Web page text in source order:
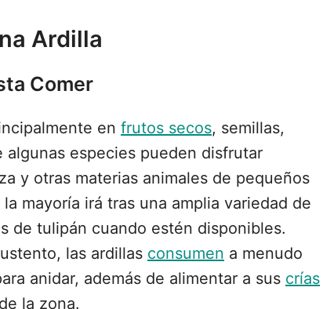
Ardilla
Comer
en frutos secos, semillas,
especies pueden disfrutar
y otras materias animales de pequeños
mayoría irá tras una amplia variedad de
de tulipán cuando estén disponibles.
las ardillas consumen a menudo
anidar, además de alimentar a sus crías
la zona.